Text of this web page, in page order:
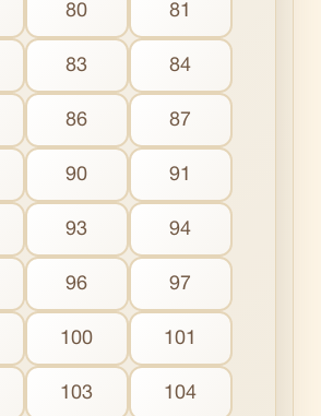
80 81
83 84
86 87
90 91
93 94
96 97
100 101
103 104